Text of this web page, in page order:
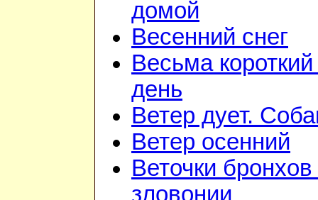
домой
Весенний снег
Весьма
день
Ветер дует.
Ветер осенний
Веточки
зловонии